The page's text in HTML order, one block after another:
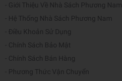
Giới Thiệu Về Nhà Sách Phương Nam
Hệ Thống Nhà Sách Phương Nam
Điều Khoản Sử Dụng
Chính Sách Bảo Mật
Chính Sách Bán Hàng
Phương Thức Vận Chuyển